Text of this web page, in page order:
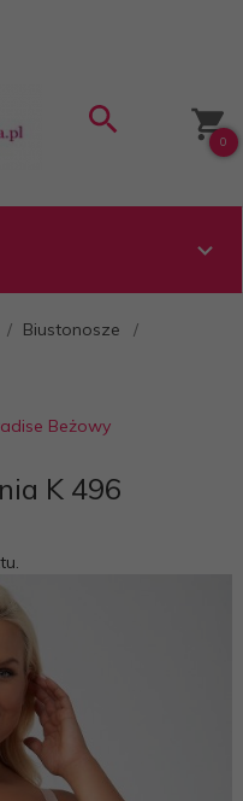
0
Biustonosze
Beżowy
K 496